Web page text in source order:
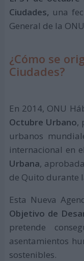
Ciudades, una
General de la
¿Cómo se
Ciudades?
En 2014, ONU
Octubre Urbano,
urbanos
internacional en
Urbana,
de Quito durante
Esta Nueva
Objetivo de
pretende
asentamientos
sostenibles.